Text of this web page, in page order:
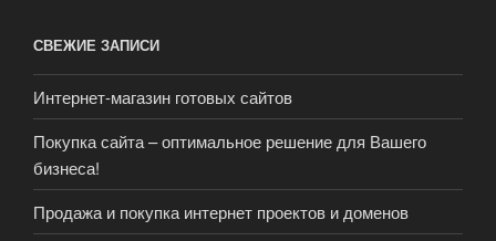
СВЕЖИЕ ЗАПИСИ
Интернет-магазин готовых сайтов
Покупка сайта – оптимальное решение для Вашего
бизнеса!
Продажа и покупка интернет проектов и доменов